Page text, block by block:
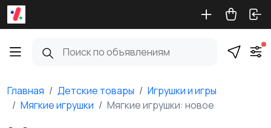
Главная Детские товары
Игрушки и игры
Мягкие игрушки
Мягкие игрушки: новое